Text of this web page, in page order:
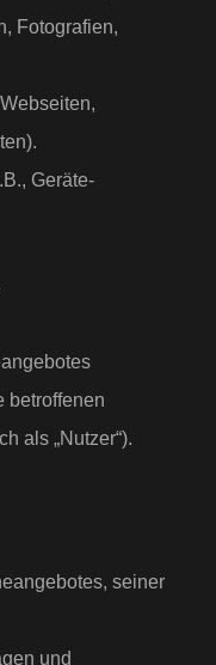
Fotografien,
Geräte-
betroffenen
als „Nutzer“).
seiner
und